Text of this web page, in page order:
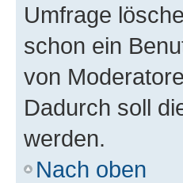
Umfrage
schon ein
von
Dadurch soll
werden.
Nach oben